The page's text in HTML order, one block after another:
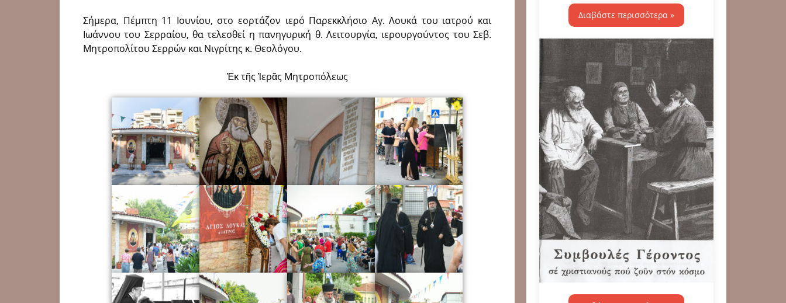
Σήμερα, Πέμπτη 11 Ιουνίου, στο εορτάζον ιερό Παρεκκλήσιο Αγ. Λουκά του ιατρού και
Ιωάννου του Σερραίου, θα τελεσθεί η πανηγυρική θ. Λειτουργία, ιερουργούντος του Σεβ.
Μητροπολίτου Σερρών και Νιγρίτης κ. Θεολόγου.
Ἐκ τῆς Ἱερᾶς Μητροπόλεως
Διαβάστε περισσότερα »